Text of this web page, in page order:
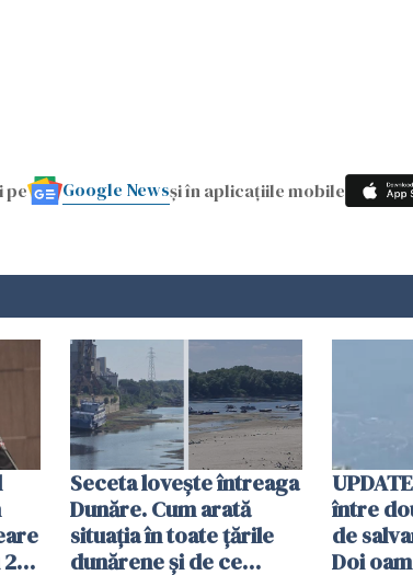
pe Google Newsși în aplicațiile mobile
Seceta lovește întreaga
Dunăre. Cum arată
situația în toate țările
dunărene și de ce
între
de
Doi